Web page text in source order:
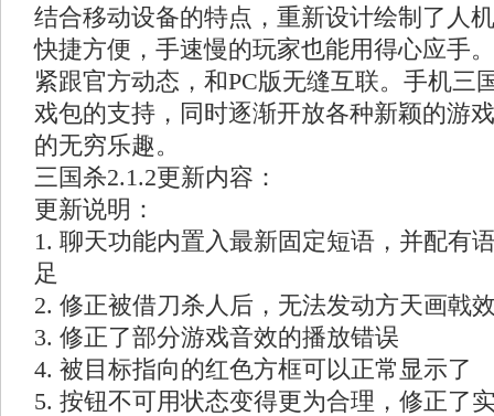
结合移动设备的特点，重新设计绘制了人
快捷方便，手速慢的玩家也能用得心应手。
紧跟官方动态，和PC版无缝互联。手机三
戏包的支持，同时逐渐开放各种新颖的游
的无穷乐趣。
三国杀2.1.2更新内容：
更新说明：
1. 聊天功能内置入最新固定短语，并配有
足
2. 修正被借刀杀人后，无法发动方天画戟
3. 修正了部分游戏音效的播放错误
4. 被目标指向的红色方框可以正常显示了
5. 按钮不可用状态变得更为合理，修正了